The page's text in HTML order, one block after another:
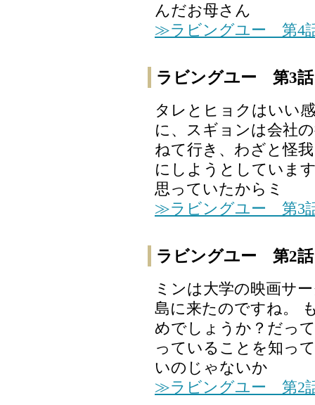
んだお母さん
≫ラビングユー 第4
ラビングユー 第3話
タレとヒョクはいい
に、スギョンは会社
ねて行き、わざと怪
にしようとしていま
思っていたからミ
≫ラビングユー 第3
ラビングユー 第2話
ミンは大学の映画サ
島に来たのですね。
めでしょうか？だっ
っていることを知っ
いのじゃないか
≫ラビングユー 第2